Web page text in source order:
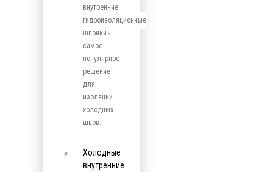
внутренние
гидроизоляционные
шпонки -
самое
популярное
решение
для
изоляции
холодных
швов.
Холодные
внутренние